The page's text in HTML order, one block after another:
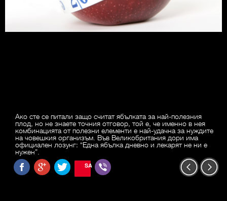
Ако сте се питали защо считат ябълката за най-полезния
плод, но не знаете точния отговор, той е, че именно в нея
комбинацията от полезни елементи е най-удачна за нуждите
на човешкия организъм. Във Великобритания дори има
официален лозунг: “Една ябълка дневно и лекарят не ни е
нужен”.
SAVE